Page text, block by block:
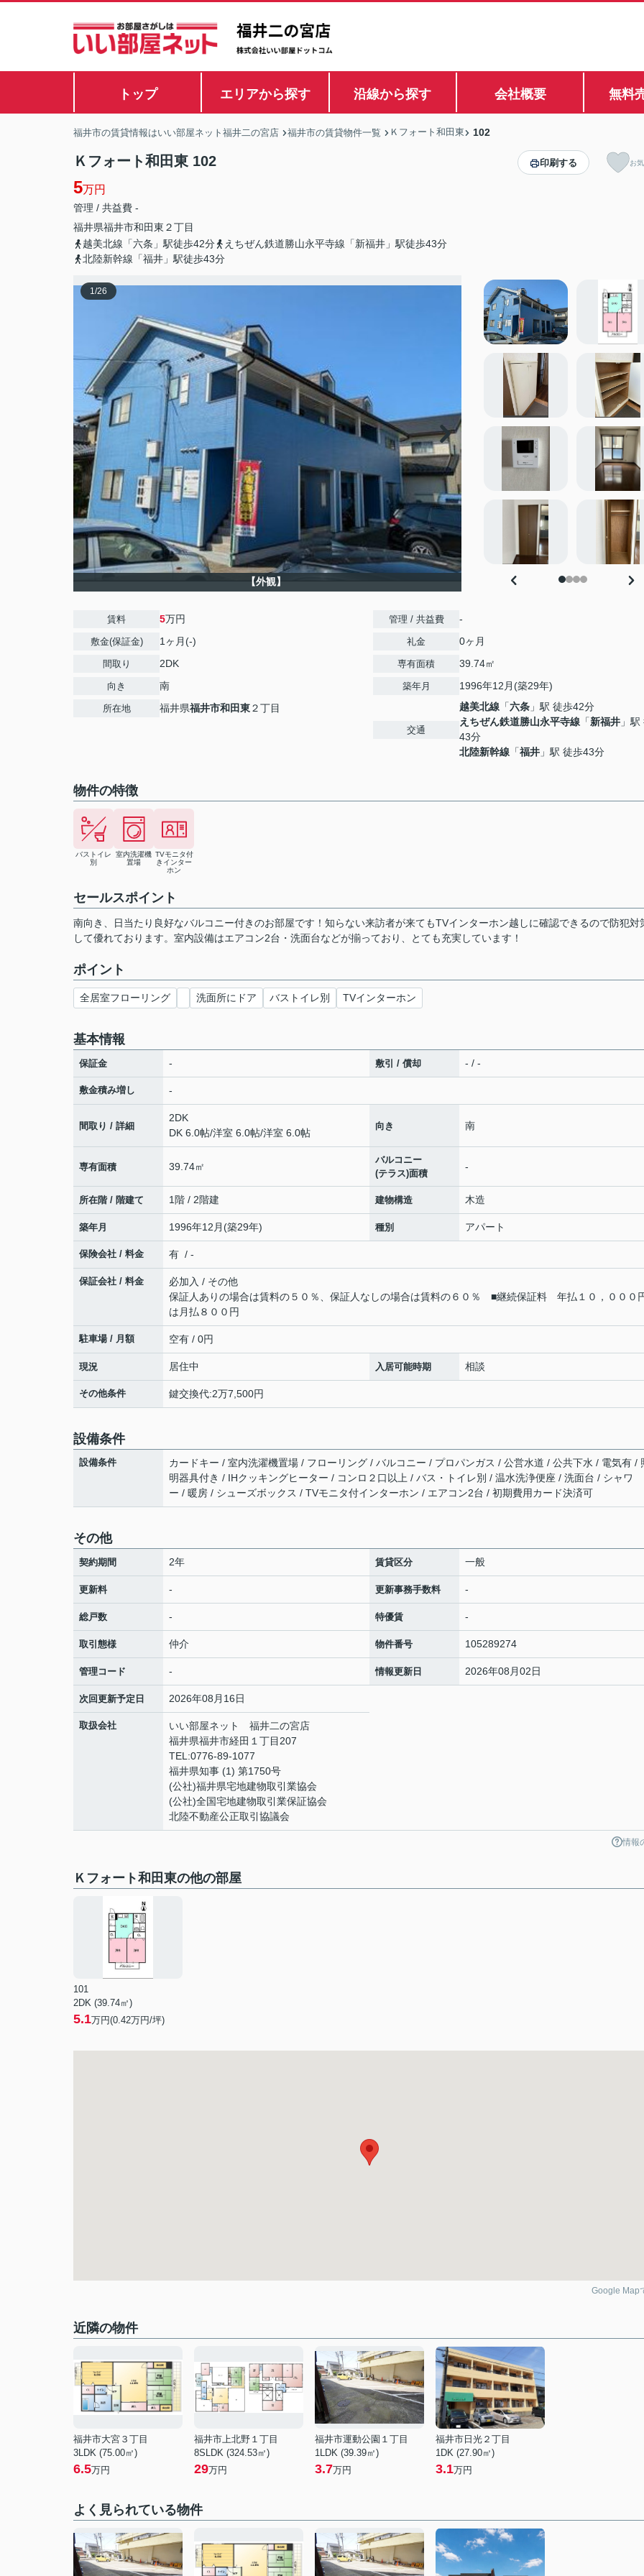
トップ エリアから探す 沿線から探す 会社概要 無料
福井市の賃貸情報はいい部屋ネット福井二の宮店 福井市の賃貸物件一覧 Ｋフォート和田東 102
Ｋフォート和田東 102
5万円
管理 / 共益費 -
福井県福井市和田東 ２丁目
越美北線「六条」駅徒歩42分
えちぜん鉄道勝山永平寺線「新福井」駅徒歩43分
北陸新幹線「福井」駅徒歩43分
印刷する お
1/26
【外観】
賃料 5万円
敷金(保証金) 1ヶ月(-)
間取り 2DK
向き 南
所在地 福井県福井市和田東２丁目
管理 / 共益費 -
礼金 0ヶ月
専有面積 39.74㎡
築年月 1996年12月(築29年)
交通
越美北線 「六条 」駅 徒歩42分
えちぜん鉄道勝山永平寺線 「新福井 」
43分
北陸新幹線 「福井 」駅 徒歩43分
物件の特徴
バストイレ
別
室内洗濯機
置場
TVモニタ付
きインター
ホン
セールスポイント
南向き、日当たり良好なバルコニー付きのお部屋です！知らない来訪者が来てもTVインターホン越しに確認できるので防犯対
して優れております。室内設備はエアコン2台・洗面台などが揃っており、とても充実しています！
ポイント
全居室フローリング 洗面所にドア バストイレ別 TVインターホン
基本情報
保証金 - 敷引 / 償却 - / -
敷金積み増し -
間取り / 詳細
2DK
DK 6.0帖/洋室 6.0帖/洋室 6.0帖
向き 南
専有面積 39.74㎡
バルコニー
(テラス)面積
-
所在階 / 階建て 1階 / 2階建 建物構造 木造
築年月 1996年12月(築29年) 種別 アパート
保険会社 / 料金 有 / -
保証会社 / 料金
必加入 / その他
保証人ありの場合は賃料の５０％、保証人なしの場合は賃料の６０％ ■継続保証料 年払１０，０００
は月払８００円
駐車場 / 月額 空有 / 0円
現況 居住中 入居可能時期 相談
その他条件 鍵交換代:2万7,500円
設備条件
設備条件
カードキー / 室内洗濯機置場 / フローリング / バルコニー / プロパンガス / 公営水道 / 公共下水 / 電気有 /
明器具付き / IHクッキングヒーター / コンロ２口以上 / バス・トイレ別 / 温水洗浄便座 / 洗面台 / シャワ
ー / 暖房 / シューズボックス / TVモニタ付インターホン / エアコン2台 / 初期費用カード決済可
その他
契約期間 2年 賃貸区分 一般
更新料 - 更新事務手数料 -
総戸数 - 特優賃 -
取引態様 仲介 物件番号 105289274
管理コード - 情報更新日 2026年08月02日
次回更新予定日 2026年08月16日
取扱会社
いい部屋ネット 福井二の宮店
福井県福井市経田１丁目207
TEL:0776-89-1077
福井県知事 (1) 第1750号
(公社)福井県宅地建物取引業協会
(公社)全国宅地建物取引業保証協会
北陸不動産公正取引協議会
情報
Ｋフォート和田東の他の部屋
101
2DK (39.74㎡)
5.1万円(0.42万円/坪)
Google Map
近隣の物件
福井市大宮３丁目
3LDK (75.00㎡)
6.5万円
福井市上北野１丁目
8SLDK (324.53㎡)
29万円
福井市運動公園１丁目
1LDK (39.39㎡)
3.7万円
福井市日光２丁目
1DK (27.90㎡)
3.1万円
よく見られている物件